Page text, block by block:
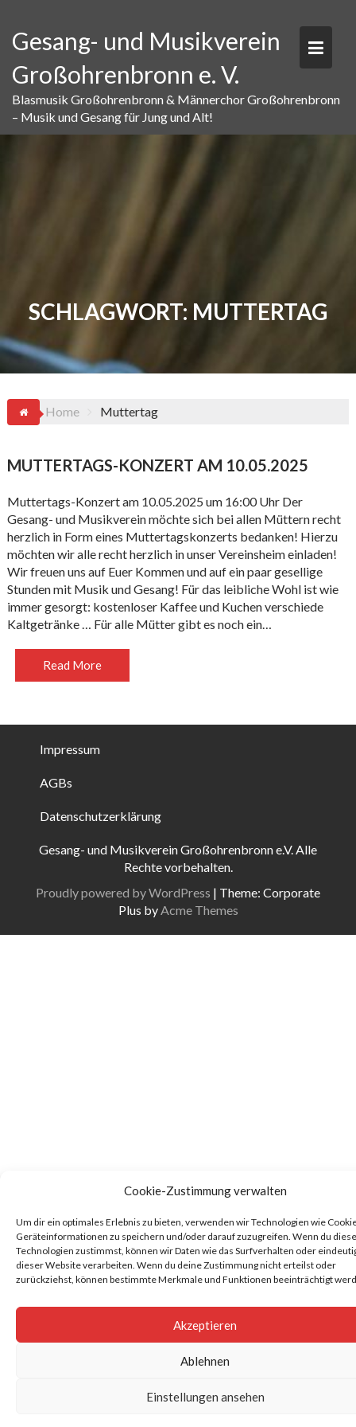
Cookie-Zustimmung verwalten
Um dir ein optimales Erlebnis zu bieten, verwenden wir Technologien wie
Geräteinformationen zu speichern und/oder darauf zuzugreifen. Wenn du
Technologien zustimmst, können wir Daten wie das Surfverhalten oder
dieser Website verarbeiten. Wenn du deine Zustimmung nicht erteilst oder
zurückziehst, können bestimmte Merkmale und Funktionen beeinträchtigt
Akzeptieren
Ablehnen
Einstellungen ansehen
content
Gesang- und Musikverein
Großohrenbronn e. V.
Blasmusik Großohrenbronn & Männerchor Großohrenbronn
– Musik und Gesang für Jung und Alt!
SCHLAGWORT: MUTTERTAG
Home Muttertag
MUTTERTAGS-KONZERT AM 10.05.2025
Muttertags-Konzert am 10.05.2025 um 16:00 Uhr Der
Gesang- und Musikverein möchte sich bei allen Müttern recht
herzlich in Form eines Muttertagskonzerts bedanken! Hierzu
möchten wir alle recht herzlich in unser Vereinsheim einladen!
Wir freuen uns auf Euer Kommen und auf ein paar gesellige
Stunden mit Musik und Gesang! Für das leibliche Wohl ist wie
immer gesorgt: kostenloser Kaffee und Kuchen verschiede
Kaltgetränke … Für alle Mütter gibt es noch ein…
Read More
Impressum
AGBs
Datenschutzerklärung
Gesang- und Musikverein Großohrenbronn e.V. Alle
Rechte vorbehalten.
Proudly powered by WordPress | Theme: Corporate
Plus byAcme Themes